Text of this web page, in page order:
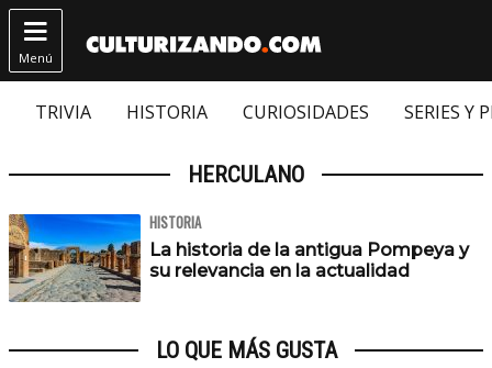

Menú
TRIVIA HISTORIA CURIOSIDADES SERIES Y
HERCULANO
HISTORIA
La historia de la antigua Pompeya y
su relevancia en la actualidad
LO QUE MÁS GUSTA